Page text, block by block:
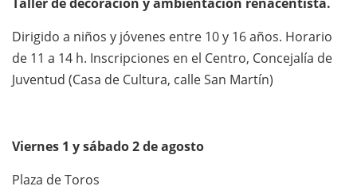
Taller de decoración y ambientación renacentista.
Dirigido a niños y jóvenes entre 10 y 16 años. Horario
de 11 a 14 h. Inscripciones en el Centro, Concejalía de
Juventud (Casa de Cultura, calle San Martín)
Viernes 1 y sábado 2 de agosto
Plaza de Toros